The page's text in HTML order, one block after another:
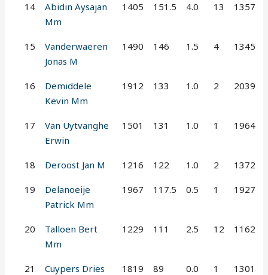
14
Abidin Aysajan
Mm
1405 151.5 4.0 13 1357
15
Vanderwaeren
Jonas M
1490 146 1.5 4 1345
16
Demiddele
Kevin Mm
1912 133 1.0 2 2039
17
Van Uytvanghe
Erwin
1501 131 1.0 1 1964
18 Deroost Jan M 1216 122 1.0 2 1372
19
Delanoeije
Patrick Mm
1967 117.5 0.5 1 1927
20
Talloen Bert
Mm
1229 111 2.5 12 1162
21
Cuypers Dries
1819 89 0.0 1 1301